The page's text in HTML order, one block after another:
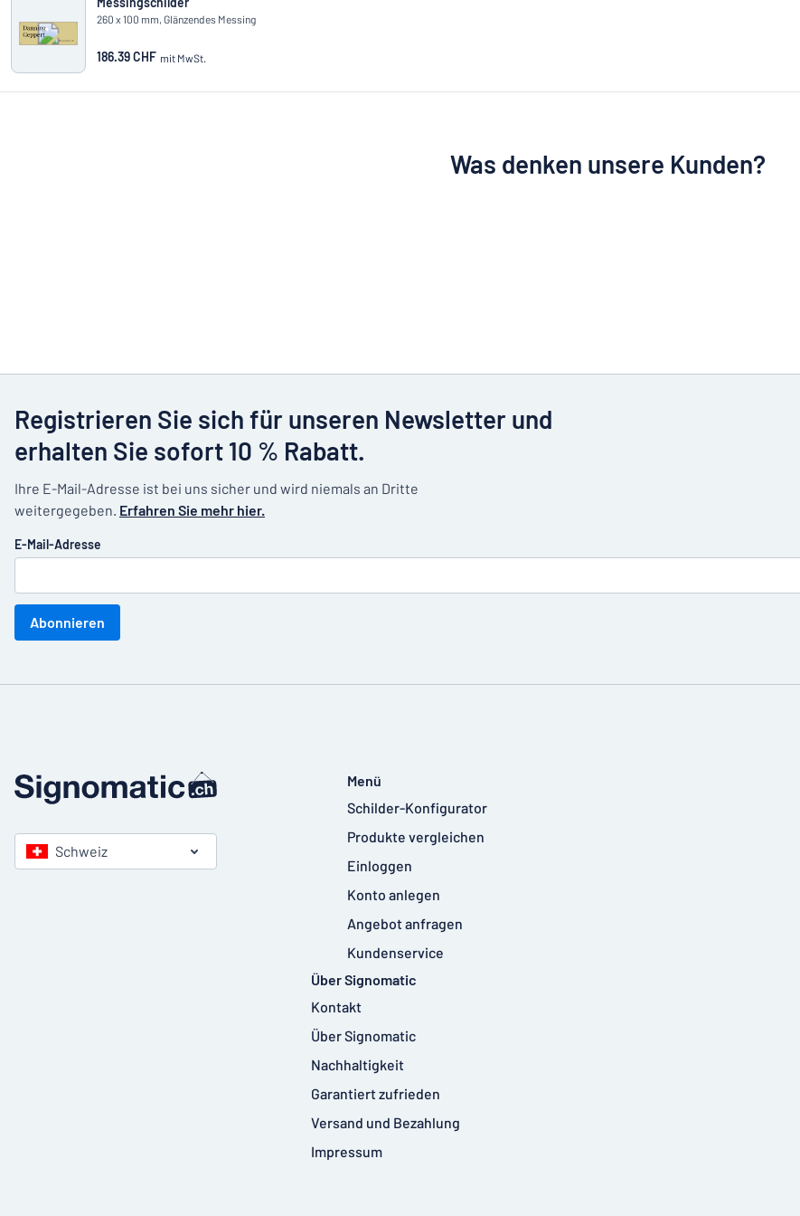
260 x 100 mm, Glänzendes Messing
186.39 CHF mit MwSt.
Was denken unsere Kunden?
Registrieren Sie sich für unseren Newsletter und
erhalten Sie sofort 10 % Rabatt.
Ihre E-Mail-Adresse ist bei uns sicher und wird niemals an Dritte
weitergegeben. Erfahren Sie mehr hier.
E-Mail-Adresse
Abonnieren
Schweiz
Menü
Schilder-Konfigurator
Produkte vergleichen
Einloggen
Konto anlegen
Angebot anfragen
Kundenservice
Über Signomatic
Kontakt
Über Signomatic
Nachhaltigkeit
Garantiert zufrieden
Versand und Bezahlung
Impressum